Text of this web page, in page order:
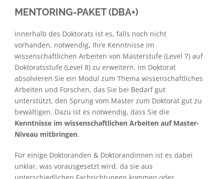
MENTORING-PAKET (DBA+)
Innerhalb des Doktorats ist es, falls noch nicht
vorhanden, notwendig, Ihre Kenntnisse im
wissenschaftlichen Arbeiten von Masterstufe (Level 7) auf
Doktoratsstufe (Level 8) zu erweitern. Im Doktorat
absolvieren Sie ein Modul zum Thema wissenschaftliches
Arbeiten und Forschen, das Sie bei Bedarf gut
unterstützt, den Sprung vom Master zum Doktorat gut zu
bewältigen. Dazu ist es notwendig, dass Sie die
Kenntnisse im wissenschaftlichen Arbeiten auf Master-
Niveau mitbringen.
Für einige Doktoranden & Doktorandinnen ist es dabei
unklar, was vorausgesetzt wird, da sie aus